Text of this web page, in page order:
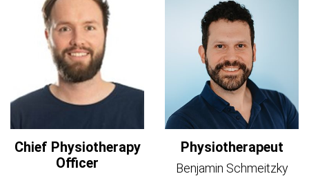
Chief Physiotherapy
Officer
Physiotherapeut
Benjamin Schmeitzky